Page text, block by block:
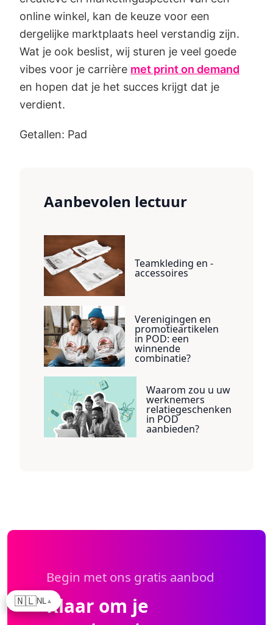
online winkel, kan de keuze voor een
dergelijke marktplaats heel verstandig zijn.
Wat je ook beslist, wij sturen je veel goede
vibes voor je carrière met print on demand
en hopen dat je het succes krijgt dat je
verdient.
Getallen: Pad
Aanbevolen lectuur
Teamkleding en -
accessoires
Verenigingen en
promotieartikelen
in POD: een
winnende
combinatie?
Waarom zou u uw
werknemers
relatiegeschenken
in POD
aanbieden?
Begin met ons gratis aanbod
Klaar om je
🇳🇱NL▲